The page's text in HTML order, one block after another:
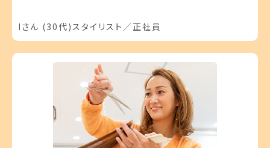
Iさん (30代)スタイリスト／正社員